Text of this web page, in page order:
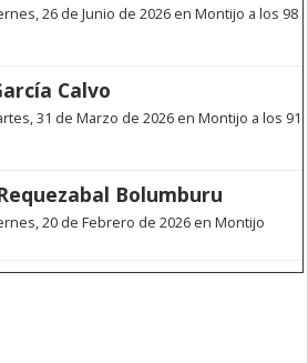
26 de Junio de 2026 en Montijo a los 98
Calvo
31 de Marzo de 2026 en Montijo a los 91
Bolumburu
20 de Febrero de 2026 en Montijo